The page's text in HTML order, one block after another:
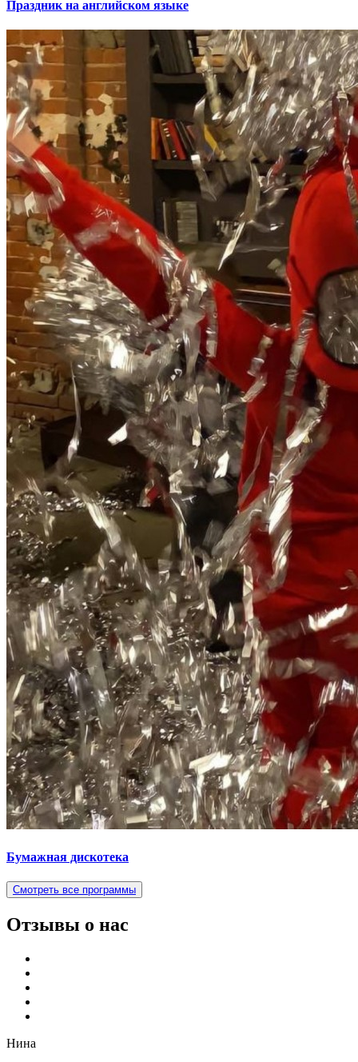
Праздник на английском языке
Бумажная дискотека
Смотреть все программы
Отзывы о нас
Нина